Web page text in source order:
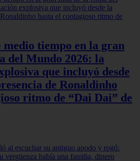
medio tiempo en la gran
del Mundo 2026: la
que incluyó desde
de Ronaldinho
ritmo de “Dai Dai” de